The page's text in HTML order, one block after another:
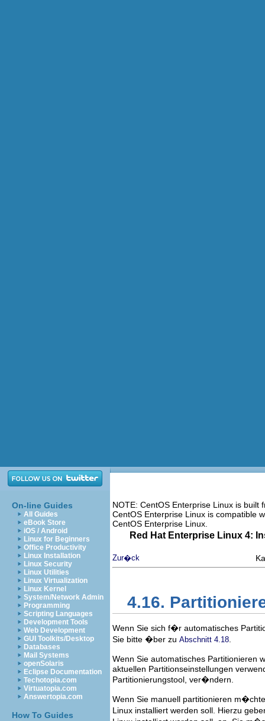
On-line Guides
All Guides
eBook Store
iOS / Android
Linux for Beginners
Office Productivity
Linux Installation
Linux Security
Linux Utilities
Linux Virtualization
Linux Kernel
System/Network Admin
Programming
Scripting Languages
Development Tools
Web Development
GUI Toolkits/Desktop
Databases
Mail Systems
openSolaris
Eclipse Documentation
Techotopia.com
Virtuatopia.com
Answertopia.com
How To Guides
NOTE: CentOS Enterprise Linux is
CentOS Enterprise Linux is compatible
CentOS Enterprise Linux.
Red Hat Enterprise Linux 4:
Zur�ck
4.16.
Wenn Sie sich f�r automatisches
Sie bitte �ber zu Abschnitt 4.18
Wenn Sie automatisches Partitionieren
aktuellen Partitionseinstellungen
Partitionierungstool, ver�ndern.
Wenn Sie manuell partitionieren
Linux installiert werden soll. Hierzu